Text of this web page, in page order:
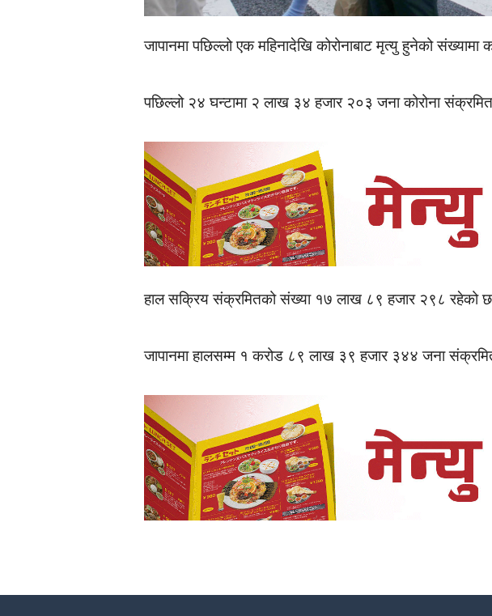
जापानमा पछिल्लो एक महिनादेखि कोरोनाबाट मृत्यु हुनेको
पछिल्लो २४ घन्टामा २ लाख ३४ हजार २०३ जना कोरोना
हाल सक्रिय संक्रमितको संख्या १७ लाख ८९ हजार २९८ रहेको
जापानमा हालसम्म १ करोड ८९ लाख ३९ हजार ३४४ जना